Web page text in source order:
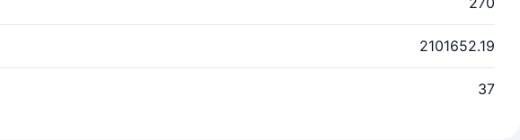
2101652.19
37